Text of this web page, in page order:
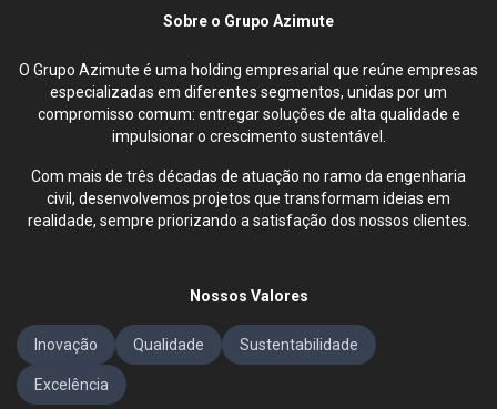
Sobre o Grupo Azimute
O Grupo Azimute é uma holding empresarial que reúne empresas
especializadas em diferentes segmentos, unidas por um
compromisso comum: entregar soluções de alta qualidade e
impulsionar o crescimento sustentável.
Com mais de três décadas de atuação no ramo da engenharia
civil, desenvolvemos projetos que transformam ideias em
realidade, sempre priorizando a satisfação dos nossos clientes.
Nossos Valores
Inovação Qualidade Sustentabilidade
Excelência